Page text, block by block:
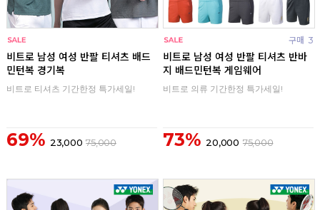
비트로 남성 여성 반팔 티셔츠 배드
민턴복 경기복
비트로 티셔츠 기간한정 특가세일!
69% 23,000 75,000
구매 3
비트로 남성 여성 반팔 티셔츠 반바
지 배드민턴복 게임웨어
비트로 의류 기간한정 특가세일!
73% 20,000 75,000